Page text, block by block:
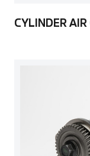
CYLINDER